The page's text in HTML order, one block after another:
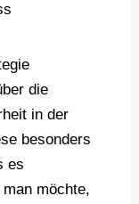
die
in der
besonders
es
möchte,